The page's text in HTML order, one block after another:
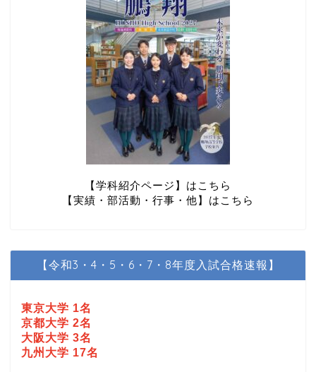
【学科紹介ページ】はこちら
【実績・部活動・行事・他】はこちら
【令和3・4・5・6・7・8年度入試合格速報】
東京大学 1名
京都大学 2名
大阪大学 3名
九州大学 17名